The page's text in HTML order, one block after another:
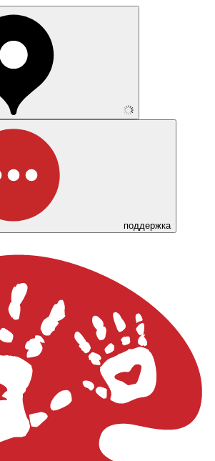
поддержка